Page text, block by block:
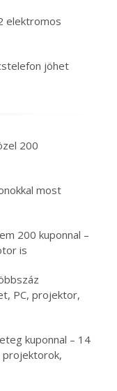
elektromos
jöhet
200
most
200 kuponnal –
is
PC, projektor,
kuponnal – 14
projektorok,